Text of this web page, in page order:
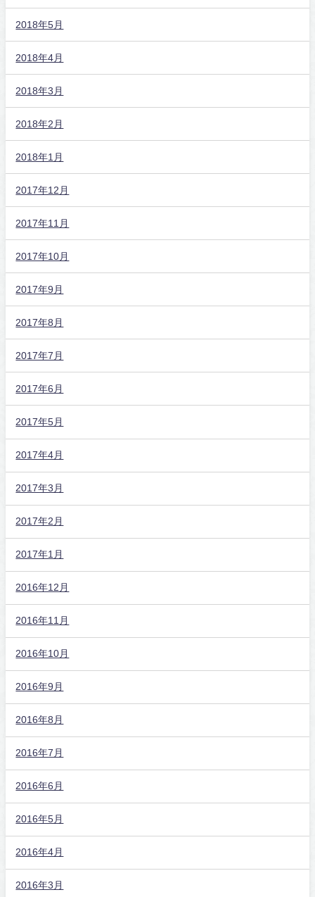
2018年5月
2018年4月
2018年3月
2018年2月
2018年1月
2017年12月
2017年11月
2017年10月
2017年9月
2017年8月
2017年7月
2017年6月
2017年5月
2017年4月
2017年3月
2017年2月
2017年1月
2016年12月
2016年11月
2016年10月
2016年9月
2016年8月
2016年7月
2016年6月
2016年5月
2016年4月
2016年3月